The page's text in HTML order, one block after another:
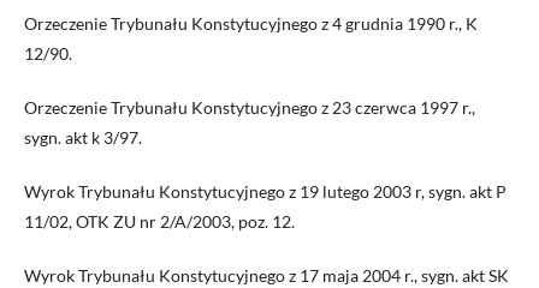
Orzeczenie Trybunału Konstytucyjnego z 4 grudnia 1990 r., K
12/90.
Orzeczenie Trybunału Konstytucyjnego z 23 czerwca 1997 r.,
sygn. akt k 3/97.
Wyrok Trybunału Konstytucyjnego z 19 lutego 2003 r, sygn. akt P
11/02, OTK ZU nr 2/A/2003, poz. 12.
Wyrok Trybunału Konstytucyjnego z 17 maja 2004 r., sygn. akt SK